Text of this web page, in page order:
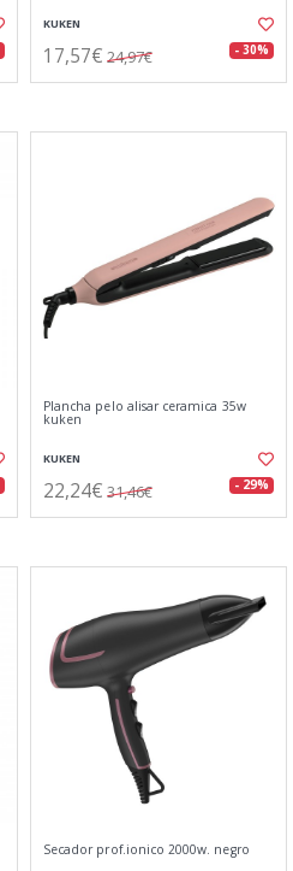
KUKEN
17,57€ 24,97€ - 30%
Plancha pelo alisar ceramica 35w
kuken
KUKEN
22,24€ 31,46€ - 29%
Secador prof.ionico 2000w. negro